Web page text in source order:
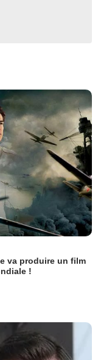
va produire un film
!